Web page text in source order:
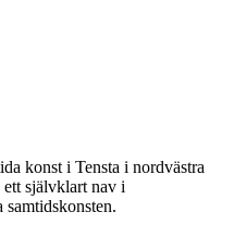
konst i Tensta i nordvästra
självklart nav i
samtidskonsten.